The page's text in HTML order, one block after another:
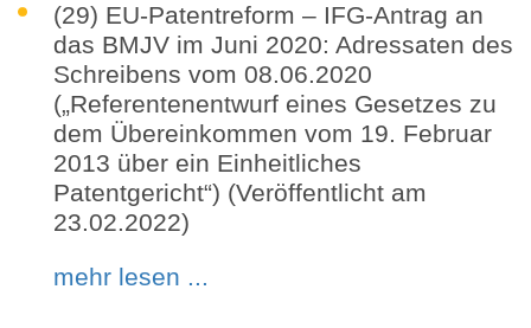
(29) EU-Patentreform – IFG-Antrag an
das BMJV im Juni 2020: Adressaten des
Schreibens vom 08.06.2020
(„Referentenentwurf eines Gesetzes zu
dem Übereinkommen vom 19. Februar
2013 über ein Einheitliches
Patentgericht“) (Veröffentlicht am
23.02.2022)
mehr lesen ...